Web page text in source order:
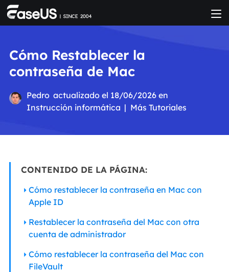
Cómo Restablecer la
contraseña de Mac
Pedro actualizado el 18/06/2026 en
Instrucción informática | Más Tutoriales
CONTENIDO DE LA PÁGINA:
Cómo restablecer la contraseña en Mac con
Apple ID
Restablecer la contraseña del Mac con otra
cuenta de administrador
Cómo restablecer la contraseña del Mac con
FileVault